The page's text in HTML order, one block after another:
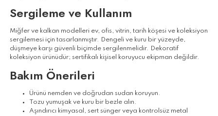
Sergileme ve Kullanım
Miğfer ve kalkan modelleri ev, ofis, vitrin, tarih köşesi ve koleksiyon
sergilemesi için tasarlanmıştır. Dengeli ve kuru bir yüzeyde,
düşmeye karşı güvenli biçimde sergilenmelidir. Dekoratif
koleksiyon ürünüdür; sertifikalı kişisel koruyucu ekipman değildir.
Bakım Önerileri
Ürünü nemden ve doğrudan sudan koruyun.
Tozu yumuşak ve kuru bir bezle alın.
Aşındırıcı kimyasal, sert sünger veya kontrolsüz metal